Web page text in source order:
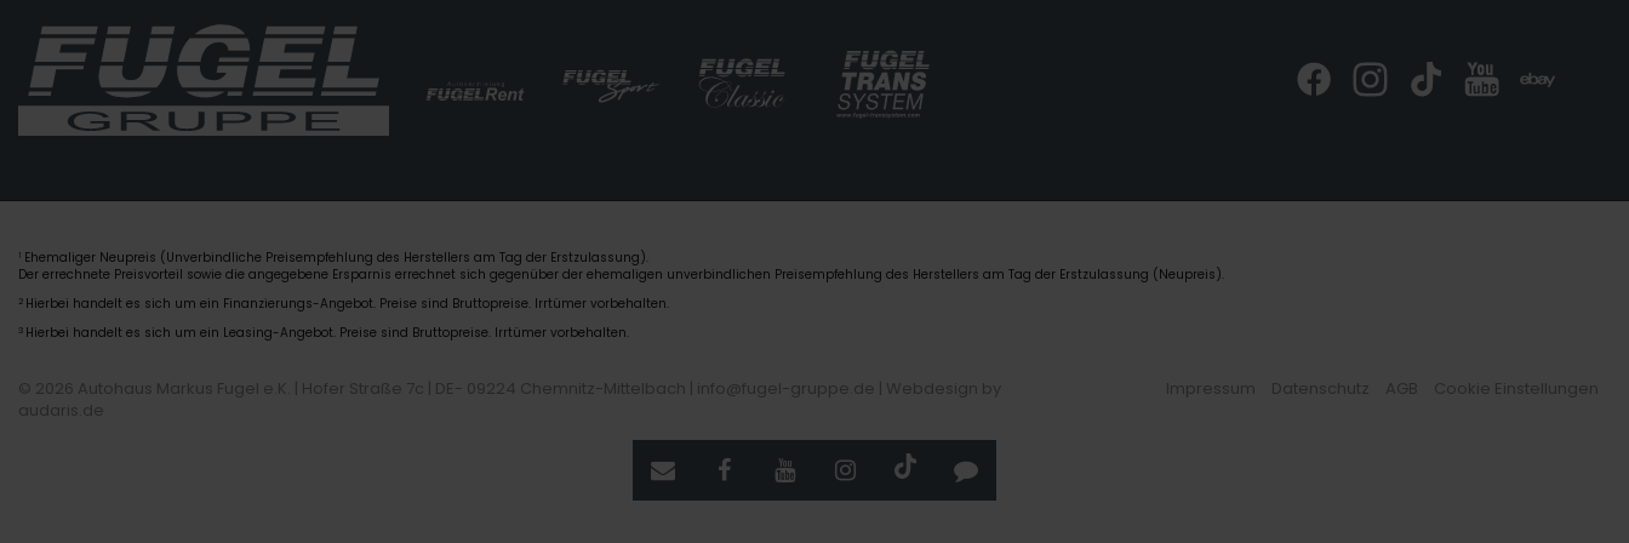
1 Ehemaliger Neupreis (Unverbindliche Preisempfehlung des Herstellers am Tag der Erstzulassung).
Der errechnete Preisvorteil sowie die angegebene Ersparnis errechnet sich gegenüber der ehemaligen unverbindlichen Preisempfehlung des Herstellers am Tag der Erstzulassung (Neupreis).
2 Hierbei handelt es sich um ein Finanzierungs-Angebot. Preise sind Bruttopreise. Irrtümer vorbehalten.
3 Hierbei handelt es sich um ein Leasing-Angebot. Preise sind Bruttopreise. Irrtümer vorbehalten.
© 2026 Autohaus Markus Fugel e.K. | Hofer Straße 7c | DE- 09224 Chemnitz-Mittelbach | info@fugel-gruppe.de | Webdesign by
audaris.de
Impressum Datenschutz AGB Cookie Einstellungen